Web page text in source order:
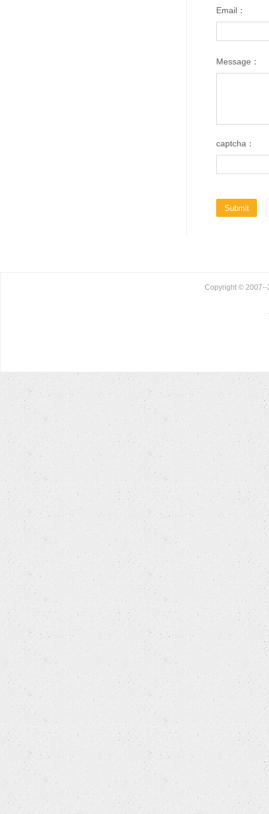
Email：
Message：
captcha：
Copyright © 2007--